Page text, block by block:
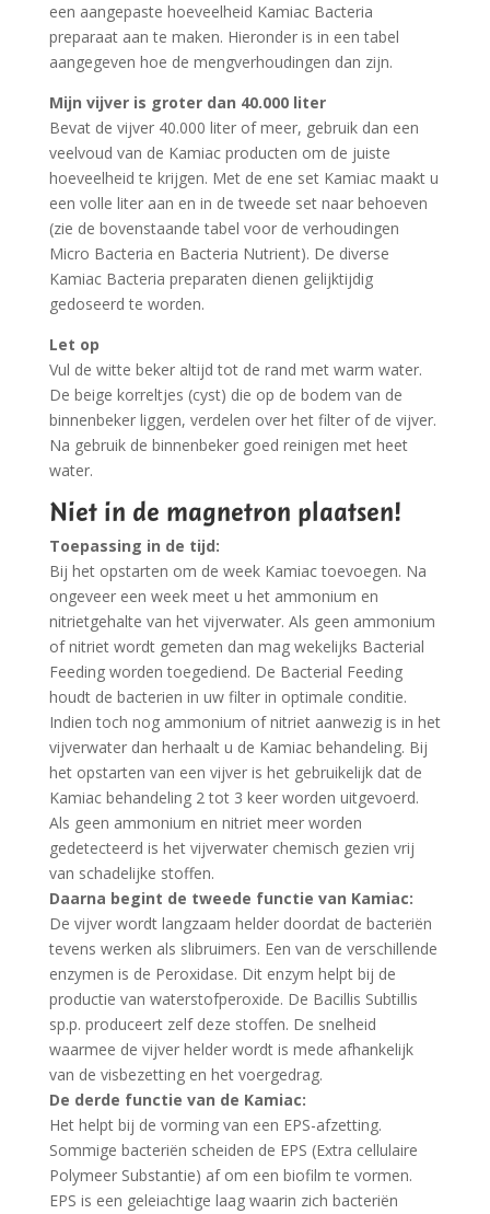
een aangepaste hoeveelheid Kamiac Bacteria
preparaat aan te maken. Hieronder is in een tabel
aangegeven hoe de mengverhoudingen dan zijn.
Mijn vijver is groter dan 40.000 liter
Bevat de vijver 40.000 liter of meer, gebruik dan een
veelvoud van de Kamiac producten om de juiste
hoeveelheid te krijgen. Met de ene set Kamiac maakt u
een volle liter aan en in de tweede set naar behoeven
(zie de bovenstaande tabel voor de verhoudingen
Micro Bacteria en Bacteria Nutrient). De diverse
Kamiac Bacteria preparaten dienen gelijktijdig
gedoseerd te worden.
Let op
Vul de witte beker altijd tot de rand met warm water.
De beige korreltjes (cyst) die op de bodem van de
binnenbeker liggen, verdelen over het filter of de vijver.
Na gebruik de binnenbeker goed reinigen met heet
water.
Niet in de magnetron plaatsen!
Toepassing in de tijd:
Bij het opstarten om de week Kamiac toevoegen. Na
ongeveer een week meet u het ammonium en
nitrietgehalte van het vijverwater. Als geen ammonium
of nitriet wordt gemeten dan mag wekelijks Bacterial
Feeding worden toegediend. De Bacterial Feeding
houdt de bacterien in uw filter in optimale conditie.
Indien toch nog ammonium of nitriet aanwezig is in het
vijverwater dan herhaalt u de Kamiac behandeling. Bij
het opstarten van een vijver is het gebruikelijk dat de
Kamiac behandeling 2 tot 3 keer worden uitgevoerd.
Als geen ammonium en nitriet meer worden
gedetecteerd is het vijverwater chemisch gezien vrij
van schadelijke stoffen.
Daarna begint de tweede functie van Kamiac:
De vijver wordt langzaam helder doordat de bacteriën
tevens werken als slibruimers. Een van de verschillende
enzymen is de Peroxidase. Dit enzym helpt bij de
productie van waterstofperoxide. De Bacillis Subtillis
sp.p. produceert zelf deze stoffen. De snelheid
waarmee de vijver helder wordt is mede afhankelijk
van de visbezetting en het voergedrag.
De derde functie van de Kamiac:
Het helpt bij de vorming van een EPS-afzetting.
Sommige bacteriën scheiden de EPS (Extra cellulaire
Polymeer Substantie) af om een biofilm te vormen.
EPS is een geleiachtige laag waarin zich bacteriën